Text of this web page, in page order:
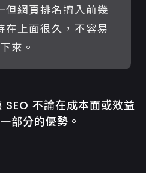
但網頁排名擠入前幾
在上面很久，不容易
來。
不論在成本面或效益
部分的優勢。